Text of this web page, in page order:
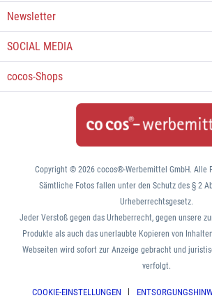
Newsletter
SOCIAL MEDIA
cocos-Shops
COOKIE-EINSTELLUNGEN
Copyright © 2026 cocos®-Werbemittel GmbH. Alle
Sämtliche Fotos fallen unter den Schutz des § 2
Urheberrechtsgesetz.
Jeder Verstoß gegen das Urheberrecht, gegen unsere
Produkte als auch das unerlaubte Kopieren von
Webseiten wird sofort zur Anzeige gebracht und
verfolgt.